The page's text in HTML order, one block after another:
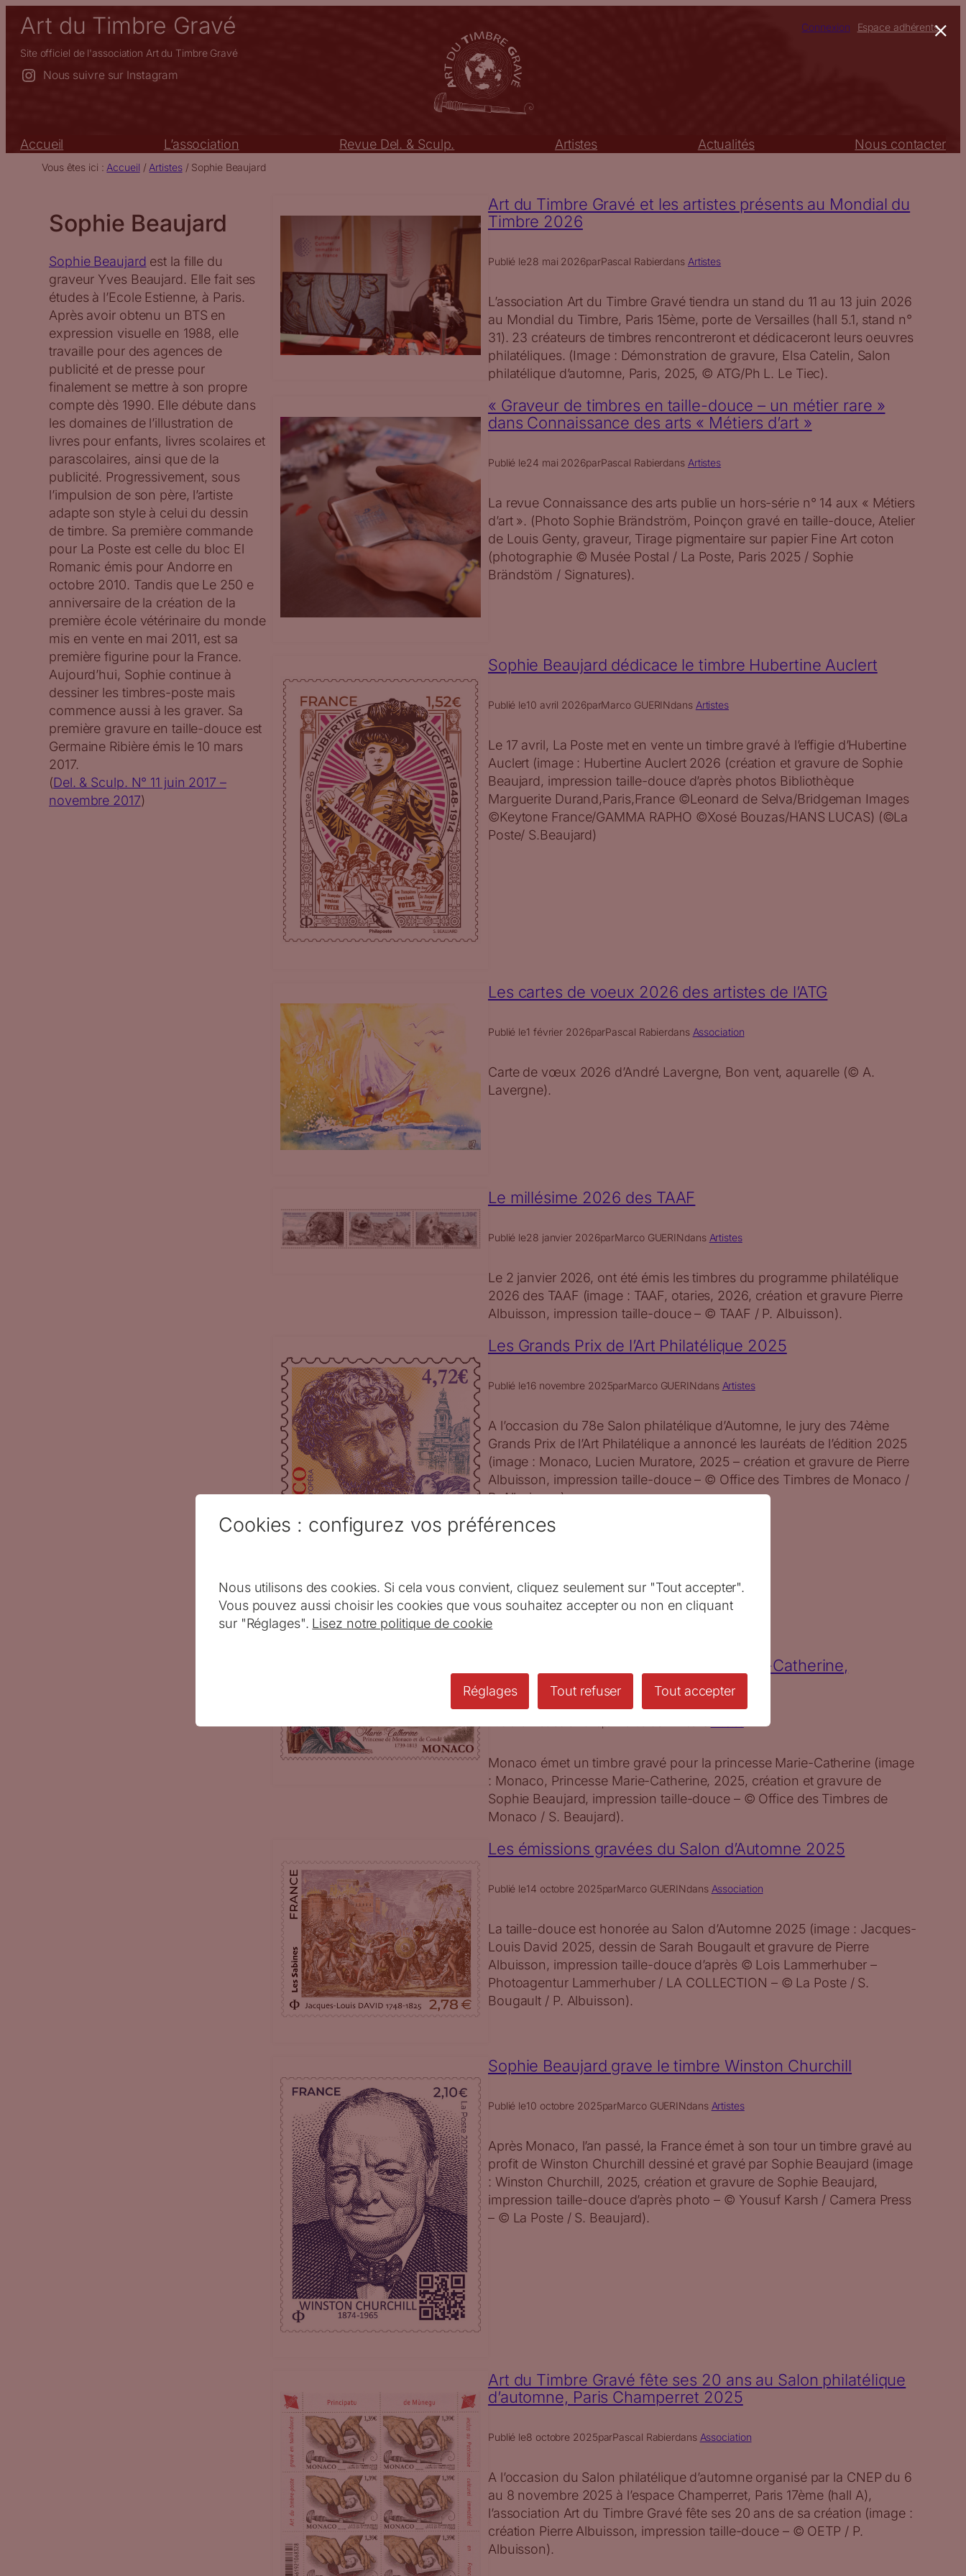
Aller
contenu
Art du Timbre Gravé
Site officiel de l'association Art du Timbre Gravé
Nous suivre sur Instagram
Connexion Espace adhérents
Accueil L’association Revue Del. & Sculp. Artistes Actualités Nous contacter
Vous êtes ici : Accueil / Artistes/ Sophie Beaujard
Sophie Beaujard
Sophie Beaujard est la fille du
graveur Yves Beaujard. Elle fait ses
études à l’Ecole Estienne, à Paris.
Après avoir obtenu un BTS en
expression visuelle en 1988, elle
travaille pour des agences de
publicité et de presse pour
finalement se mettre à son propre
compte dès 1990. Elle débute dans
les domaines de l’illustration de
livres pour enfants, livres scolaires et
parascolaires, ainsi que de la
publicité. Progressivement, sous
l’impulsion de son père, l’artiste
adapte son style à celui du dessin
de timbre. Sa première commande
pour La Poste est celle du bloc El
Romanic émis pour Andorre en
octobre 2010. Tandis que Le 250 e
anniversaire de la création de la
première école vétérinaire du monde
mis en vente en mai 2011, est sa
première figurine pour la France.
Aujourd’hui, Sophie continue à
dessiner les timbres-poste mais
commence aussi à les graver. Sa
première gravure en taille-douce est
Germaine Ribière émis le 10 mars
2017.
(Del. & Sculp. N° 11 juin 2017 –
novembre 2017)
Art du Timbre Gravé et les artistes présents au Mondial du
Timbre 2026
Publié le28 mai 2026parPascal Rabierdans Artistes
L’association Art du Timbre Gravé tiendra un stand du 11 au 13 juin 2026
au Mondial du Timbre, Paris 15ème, porte de Versailles (hall 5.1, stand n°
31). 23 créateurs de timbres rencontreront et dédicaceront leurs oeuvres
philatéliques. (Image : Démonstration de gravure, Elsa Catelin, Salon
philatélique d’automne, Paris, 2025, © ATG/Ph L. Le Tiec).
« Graveur de timbres en taille-douce – un métier rare »
dans Connaissance des arts « Métiers d’art »
Publié le24 mai 2026parPascal Rabierdans Artistes
La revue Connaissance des arts publie un hors-série n° 14 aux « Métiers
d’art ». (Photo Sophie Brändström, Poinçon gravé en taille-douce, Atelier
de Louis Genty, graveur, Tirage pigmentaire sur papier Fine Art coton
(photographie © Musée Postal / La Poste, Paris 2025 / Sophie
Brändstöm / Signatures).
Sophie Beaujard dédicace le timbre Hubertine Auclert
Publié le10 avril 2026parMarco GUERINdans Artistes
Le 17 avril, La Poste met en vente un timbre gravé à l’effigie d’Hubertine
Auclert (image : Hubertine Auclert 2026 (création et gravure de Sophie
Beaujard, impression taille-douce d’après photos Bibliothèque
Marguerite Durand,Paris,France ©Leonard de Selva/Bridgeman Images
©Keytone France/GAMMA RAPHO ©Xosé Bouzas/HANS LUCAS) (©La
Poste/ S.Beaujard)
Les cartes de voeux 2026 des artistes de l’ATG
Publié le1 février 2026parPascal Rabierdans Association
Carte de vœux 2026 d’André Lavergne, Bon vent, aquarelle (© A.
Lavergne).
Le millésime 2026 des TAAF
Publié le28 janvier 2026parMarco GUERINdans Artistes
Le 2 janvier 2026, ont été émis les timbres du programme philatélique
2026 des TAAF (image : TAAF, otaries, 2026, création et gravure Pierre
Albuisson, impression taille-douce – © TAAF / P. Albuisson).
Les Grands Prix de l’Art Philatélique 2025
Publié le16 novembre 2025parMarco GUERINdans Artistes
A l’occasion du 78e Salon philatélique d’Automne, le jury des 74ème
Grands Prix de l’Art Philatélique a annoncé les lauréats de l’édition 2025
(image : Monaco, Lucien Muratore, 2025 – création et gravure de Pierre
Albuisson, impression taille-douce – © Office des Timbres de Monaco /
P. Albuisson).
Sophie Beaujard grave le timbre Marie-Catherine,
princesse de Monaco et de Condé
Monaco émet un timbre gravé pour la princesse Marie-Catherine (image
: Monaco, Princesse Marie-Catherine, 2025, création et gravure de
Sophie Beaujard, impression taille-douce – © Office des Timbres de
Monaco / S. Beaujard).
Les émissions gravées du Salon d’Automne 2025
Publié le14 octobre 2025parMarco GUERINdans Association
La taille-douce est honorée au Salon d’Automne 2025 (image : Jacques-
Louis David 2025, dessin de Sarah Bougault et gravure de Pierre
Albuisson, impression taille-douce d’après © Lois Lammerhuber –
Photoagentur Lammerhuber / LA COLLECTION – © La Poste / S.
Bougault / P. Albuisson).
Sophie Beaujard grave le timbre Winston Churchill
Publié le10 octobre 2025parMarco GUERINdans Artistes
Après Monaco, l’an passé, la France émet à son tour un timbre gravé au
profit de Winston Churchill dessiné et gravé par Sophie Beaujard (image
: Winston Churchill, 2025, création et gravure de Sophie Beaujard,
impression taille-douce d’après photo – © Yousuf Karsh / Camera Press
– © La Poste / S. Beaujard).
Art du Timbre Gravé fête ses 20 ans au Salon philatélique
d’automne, Paris Champerret 2025
Publié le8 octobre 2025parPascal Rabierdans Association
A l’occasion du Salon philatélique d’automne organisé par la CNEP du 6
au 8 novembre 2025 à l’espace Champerret, Paris 17ème (hall A),
l’association Art du Timbre Gravé fête ses 20 ans de sa création (image :
création Pierre Albuisson, impression taille-douce – © OETP / P.
Albuisson).
×
Cookies : configurez vos préférences
Nous utilisons des cookies. Si cela vous convient, cliquez seulement sur "Tout accepter".
Vous pouvez aussi choisir les cookies que vous souhaitez accepter ou non en cliquant
sur "Réglages". Lisez notre politique de cookie
Réglages Tout refuser Tout accepter